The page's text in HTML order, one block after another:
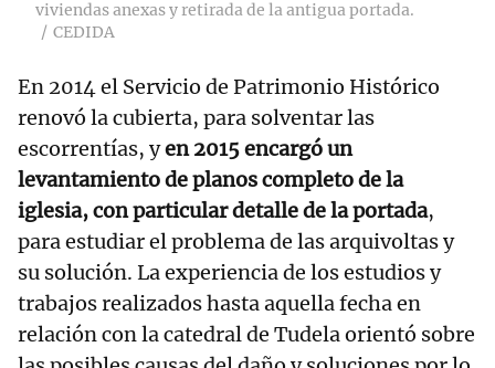
viviendas anexas y retirada de la antigua portada.
CEDIDA
En 2014 el Servicio de Patrimonio Histórico
renovó la cubierta, para solventar las
escorrentías, yen 2015 encargó un
levantamiento de planos completo de la
iglesia, con particular detalle de la portada,
para estudiar el problema de las arquivoltas y
su solución. La experiencia de los estudios y
trabajos realizados hasta aquella fecha en
relación con la catedral de Tudela orientó sobre